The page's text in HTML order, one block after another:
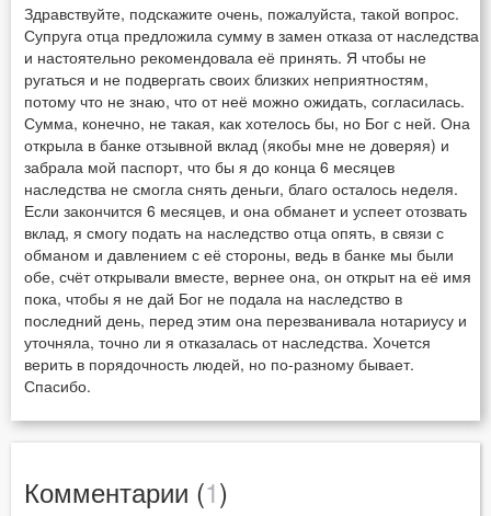
Здравствуйте, подскажите очень, пожалуйста, такой вопрос.
Супруга отца предложила сумму в замен отказа от наследства
и настоятельно рекомендовала её принять. Я чтобы не
ругаться и не подвергать своих близких неприятностям,
потому что не знаю, что от неё можно ожидать, согласилась.
Сумма, конечно, не такая, как хотелось бы, но Бог с ней. Она
открыла в банке отзывной вклад (якобы мне не доверяя) и
забрала мой паспорт, что бы я до конца 6 месяцев
наследства не смогла снять деньги, благо осталось неделя.
Если закончится 6 месяцев, и она обманет и успеет отозвать
вклад, я смогу подать на наследство отца опять, в связи с
обманом и давлением с её стороны, ведь в банке мы были
обе, счёт открывали вместе, вернее она, он открыт на её имя
пока, чтобы я не дай Бог не подала на наследство в
последний день, перед этим она перезванивала нотариусу и
уточняла, точно ли я отказалась от наследства. Хочется
верить в порядочность людей, но по-разному бывает.
Спасибо.
Комментарии (1)